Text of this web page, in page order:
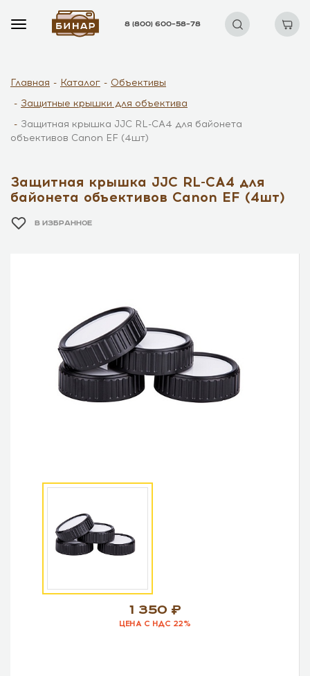
8 (800) 600–58–78
Главная Каталог
Объективы
Защитные крышки для объектива
Защитная крышка JJC RL-CA4 для байонета
объективов Canon EF (4шт)
Защитная крышка JJC RL-CA4 для
байонета объективов Canon EF (4шт)
В ИЗБРАННОЕ
1 350
ЦЕНА С НДС 22%